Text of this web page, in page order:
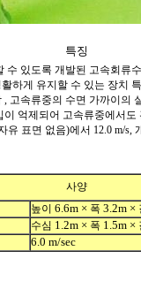
특징
수 있도록 개발된 고속회류
하게 유지할 수 있는 장치
, 고속류중의 수면 가까이의
이 억제되어 고속류중에서
유 표면 없음)에서 12.0 m/s,
사양
높이 6.6m × 폭 3.2m ×
수심 1.2m × 폭 1.5m ×
6.0 m/sec